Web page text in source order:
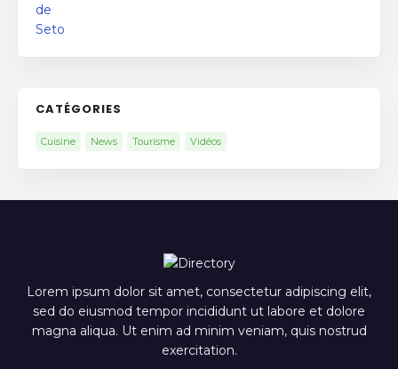
CATÉGORIES
Cuisine News Tourisme Vidéos
Lorem ipsum dolor sit amet, consectetur adipiscing elit,
sed do eiusmod tempor incididunt ut labore et dolore
magna aliqua. Ut enim ad minim veniam, quis nostrud
exercitation.